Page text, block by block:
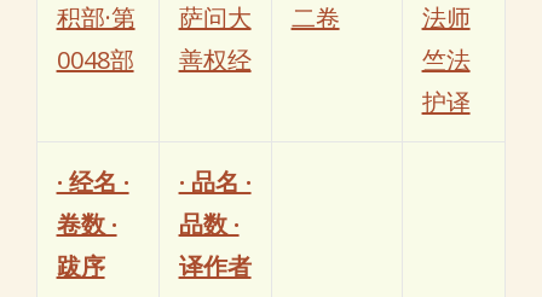
积部·第
0048部
萨问大
善权经
二卷
法师
竺法
护译
· 经名 ·
卷数 ·
跋序
· 品名 ·
品数 ·
译作者